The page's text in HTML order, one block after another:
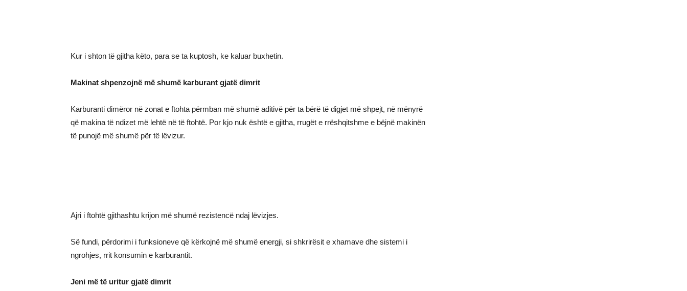
Kur i shton të gjitha këto, para se ta kuptosh, ke kaluar buxhetin.
Makinat shpenzojnë më shumë karburant gjatë dimrit
Karburanti dimëror në zonat e ftohta përmban më shumë aditivë për ta bërë të digjet më shpejt, në mënyrë
që makina të ndizet më lehtë në të ftohtë. Por kjo nuk është e gjitha, rrugët e rrëshqitshme e bëjnë makinën
të punojë më shumë për të lëvizur.
Ajri i ftohtë gjithashtu krijon më shumë rezistencë ndaj lëvizjes.
Së fundi, përdorimi i funksioneve që kërkojnë më shumë energji, si shkrirësit e xhamave dhe sistemi i
ngrohjes, rrit konsumin e karburantit.
Jeni më të uritur gjatë dimrit